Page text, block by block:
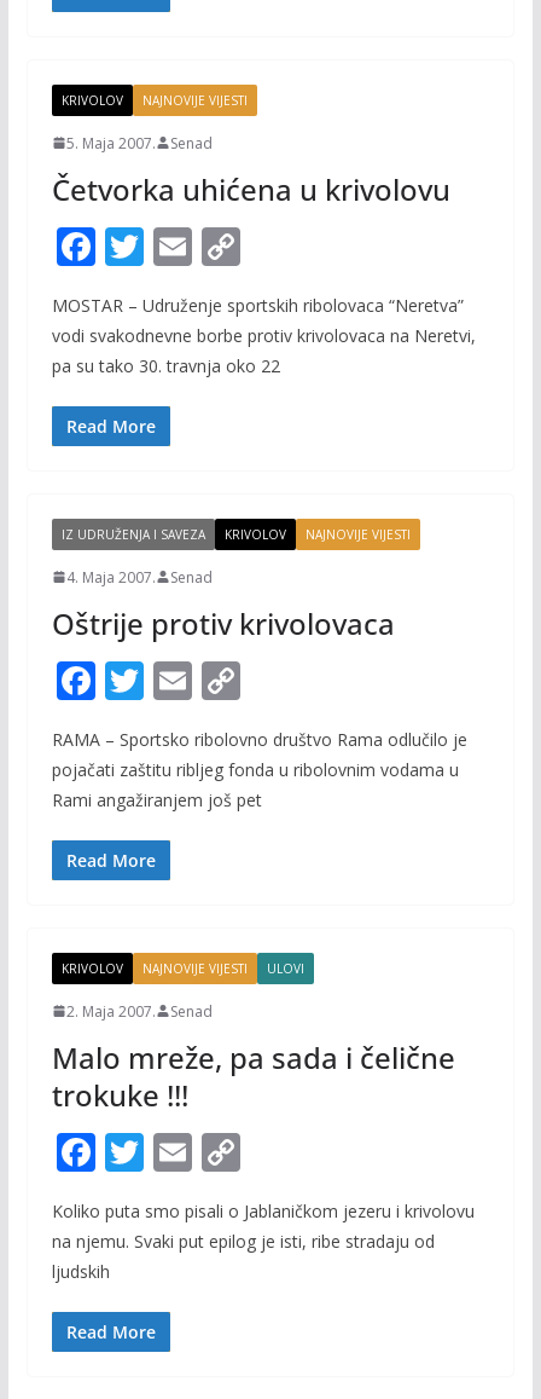
KRIVOLOV NAJNOVIJE VIJESTI
5. Maja 2007. Senad
Četvorka uhićena u krivolovu
F
e
b
o
o
T
w
itt
er
E
ai
l
C
p
y
MOSTAR – Udruženje sportskih ribolovaca “Neretva”
vodi svakodnevne borbe protiv krivolovaca na Neretvi,
pa su tako 30. travnja oko 22
Read More
IZ UDRUŽENJA I SAVEZA KRIVOLOV NAJNOVIJE VIJESTI
4. Maja 2007. Senad
Oštrije protiv krivolovaca
F
e
b
o
o
T
w
itt
er
E
m
ai
l
C
p
y
RAMA – Sportsko ribolovno društvo Rama odlučilo je
pojačati zaštitu ribljeg fonda u ribolovnim vodama u
Rami angažiranjem još pet
Read More
KRIVOLOV NAJNOVIJE VIJESTI ULOVI
2. Maja 2007. Senad
Malo mreže, pa sada i čelične
trokuke !!!
F
e
b
o
o
T
itt
er
E
m
ai
C
o
p
y
Koliko puta smo pisali o Jablaničkom jezeru i krivolovu
na njemu. Svaki put epilog je isti, ribe stradaju od
ljudskih
Read More